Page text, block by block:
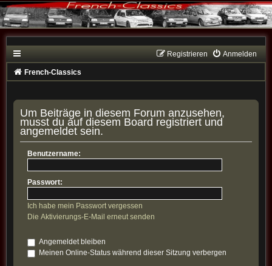
Anmelden
Registrieren
French-Classics
Um Beiträge in diesem Forum anzusehen,
musst du auf diesem Board registriert und
angemeldet sein.
Benutzername:
Passwort:
Ich habe mein Passwort vergessen
Die Aktivierungs-E-Mail erneut senden
Angemeldet bleiben
Meinen Online-Status während dieser Sitzung verbergen